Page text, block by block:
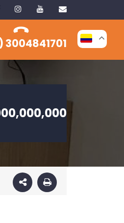
3004841701